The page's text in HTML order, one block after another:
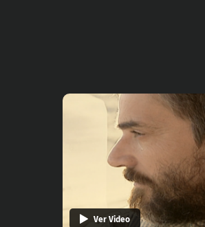
Ver Video